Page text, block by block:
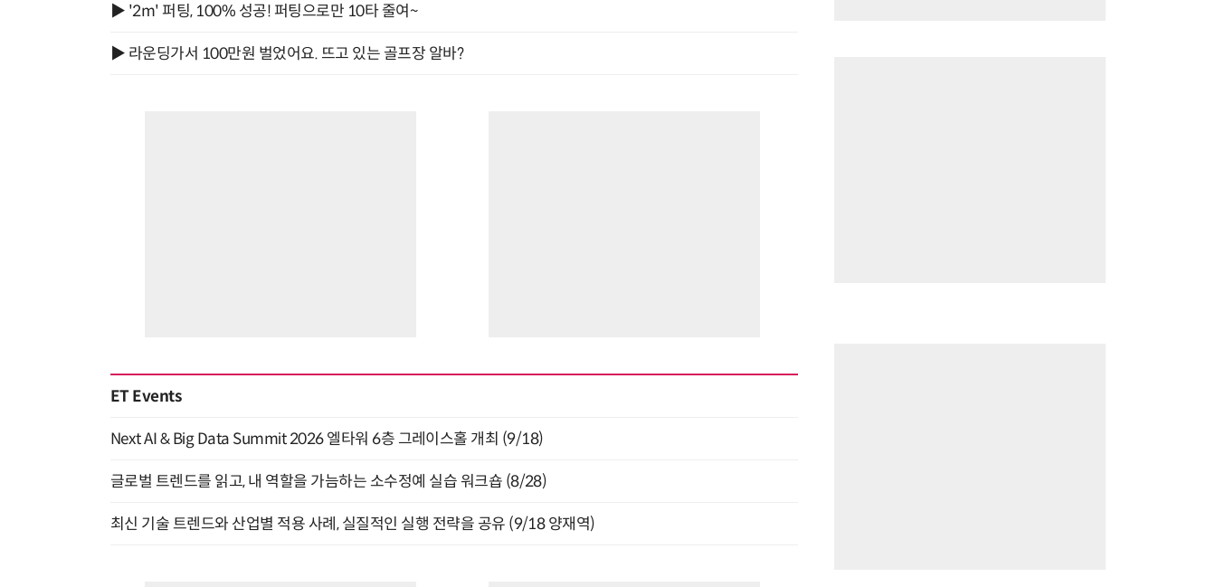
▶ '2m' 퍼팅, 100% 성공! 퍼팅으로만 10타 줄여~
▶ 라운딩가서 100만원 벌었어요. 뜨고 있는 골프장 알바?
ET Events
Next AI & Big Data Summit 2026 엘타워 6층 그레이스홀 개최 (9/18)
글로벌 트렌드를 읽고, 내 역할을 가늠하는 소수정예 실습 워크숍 (8/28)
최신 기술 트렌드와 산업별 적용 사례, 실질적인 실행 전략을 공유 (9/18 양재역)